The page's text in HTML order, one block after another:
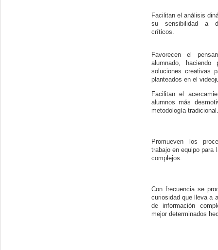
Facilitan el análisis
su sensibilidad a
críticos.
Favorecen el
alumnado,
soluciones creativas
planteados en el
Facilitan el
alumnos más
metodología tradicional.
Promueven los
trabajo en equipo para
complejos.
Con frecuencia se
curiosidad que lleva a
de información
mejor determinados